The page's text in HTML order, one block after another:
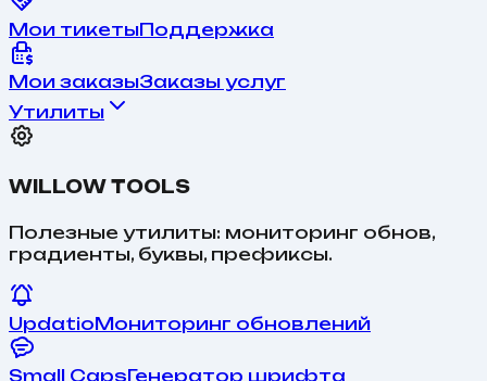
Мои тикетыПоддержка
Мои заказыЗаказы услуг
Утилиты
WILLOW TOOLS
Полезные утилиты: мониторинг обнов,
градиенты, буквы, префиксы.
UpdatioМониторинг обновлений
Small CapsГенератор шрифта